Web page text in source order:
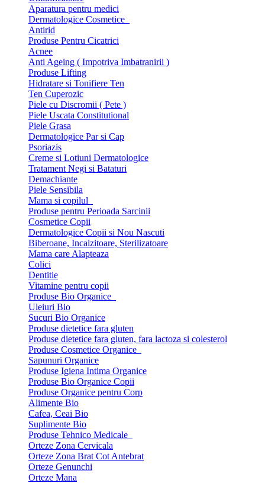
Aparatura pentru medici
Dermatologice Cosmetice
Antirid
Produse Pentru Cicatrici
Acnee
Anti Ageing ( Impotriva Imbatranirii )
Produse Lifting
Hidratare si Tonifiere Ten
Ten Cuperozic
Piele cu Discromii ( Pete )
Piele Uscata Constitutional
Piele Grasa
Dermatologice Par si Cap
Psoriazis
Creme si Lotiuni Dermatologice
Tratament Negi si Bataturi
Demachiante
Piele Sensibila
Mama si copilul
Produse pentru Perioada Sarcinii
Cosmetice Copii
Dermatologice Copii si Nou Nascuti
Biberoane, Incalzitoare, Sterilizatoare
Mama care Alapteaza
Colici
Dentitie
Vitamine pentru copii
Produse Bio Organice
Uleiuri Bio
Sucuri Bio Organice
Produse dietetice fara gluten
Produse dietetice fara gluten, fara lactoza si colesterol
Produse Cosmetice Organice
Sapunuri Organice
Produse Igiena Intima Organice
Produse Bio Organice Copii
Produse Organice pentru Corp
Alimente Bio
Cafea, Ceai Bio
Suplimente Bio
Produse Tehnico Medicale
Orteze Zona Cervicala
Orteze Zona Brat Cot Antebrat
Orteze Genunchi
Orteze Mana